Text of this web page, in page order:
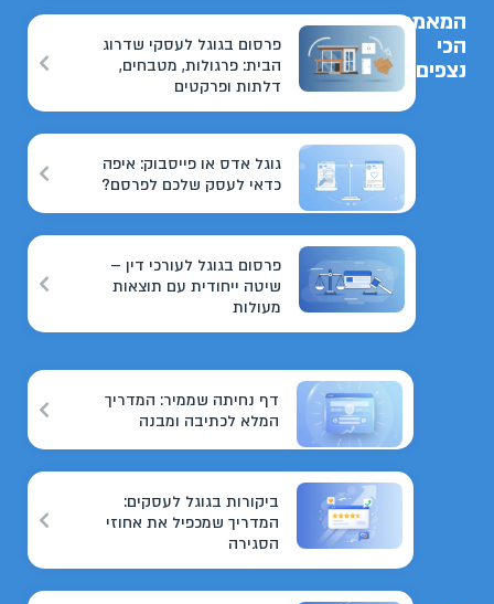
המאמרים
הכי
נצפים
פרסום בגוגל לעסקי שדרוג
הבית: פרגולות, מטבחים,
דלתות ופרקטים
גוגל אדס או פייסבוק: איפה
כדאי לעסק שלכם לפרסם?
פרסום בגוגל לעורכי דין –
שיטה ייחודית עם תוצאות
מעולות
דף נחיתה שממיר: המדריך
המלא לכתיבה ומבנה
ביקורות בגוגל לעסקים:
המדריך שמכפיל את אחוזי
הסגירה